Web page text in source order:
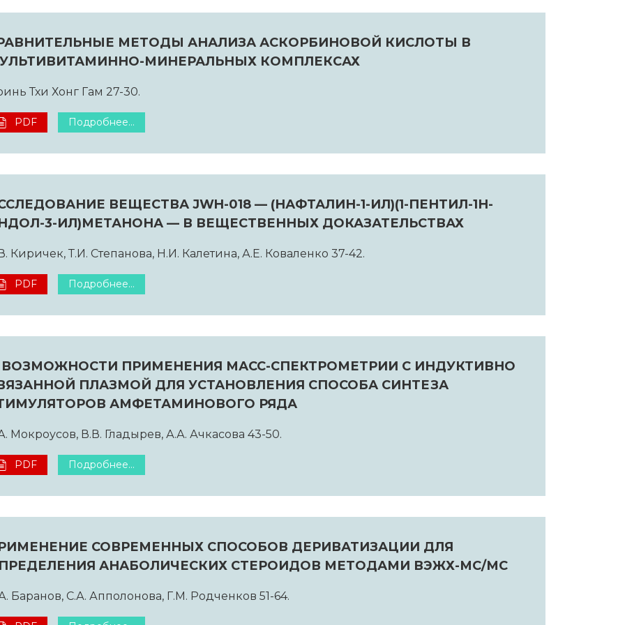
МЕТОДЫ АНАЛИЗА АСКОРБИНОВОЙ КИСЛОТЫ В
МИНЕРАЛЬНЫХ КОМПЛЕКСАХ
Тхи Хонг Гам 27-30.
PDF Подробнее...
ВЕЩЕСТВА JWH-018 — (НАФТАЛИН-1-ИЛ)(1-ПЕНТИЛ-1Н-
3-ИЛ)МЕТАНОНА — В ВЕЩЕСТВЕННЫХ ДОКАЗАТЕЛЬСТВАХ
Киричек, Т.И. Степанова, Н.И. Калетина, А.Е. Коваленко 37-42.
PDF Подробнее...
ПРИМЕНЕНИЯ МАСС-СПЕКТРОМЕТРИИ С ИНДУКТИВНО
ПЛАЗМОЙ ДЛЯ УСТАНОВЛЕНИЯ СПОСОБА СИНТЕЗА
АМФЕТАМИНОВОГО РЯДА
Мокроусов, В.В. Гладырев, А.А. Ачкасова 43-50.
PDF Подробнее...
СОВРЕМЕННЫХ СПОСОБОВ ДЕРИВАТИЗАЦИИ ДЛЯ
АНАБОЛИЧЕСКИХ СТЕРОИДОВ МЕТОДАМИ ВЭЖХ-МС/МС
Баранов, С.А. Апполонова, Г.М. Родченков 51-64.